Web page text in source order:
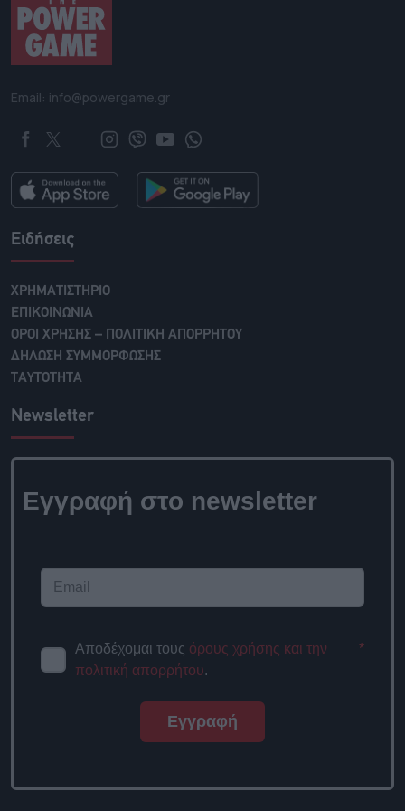
Email: info@powergame.gr
Ειδήσεις
ΧΡΗΜΑΤΙΣΤΗΡΙΟ
ΕΠΙΚΟΙΝΩΝΙΑ
ΟΡΟΙ ΧΡΗΣΗΣ – ΠΟΛΙΤΙΚΗ ΑΠΟΡΡΗΤΟΥ
ΔΗΛΩΣΗ ΣΥΜΜΟΡΦΩΣΗΣ
ΤΑΥΤΟΤΗΤΑ
Newsletter
Εγγραφή στο newsletter
Αποδέχομαι τους όρους χρήσης και την
πολιτική απορρήτου.
*
Εγγραφή